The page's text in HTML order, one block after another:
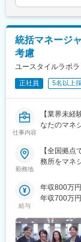
州・沖縄
統括マネージ
考慮
ユースタイルラボ
正社員 5名以上
仕事内容
【業界未
なたのマネ
勤務地
【全国拠
務所をマネ
《養成期間
で行ってい
ことも可能
が対象※現
上決定《配
給与
年収800万
年収700万